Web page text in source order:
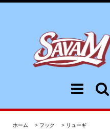
ホーム > フック > リューギ